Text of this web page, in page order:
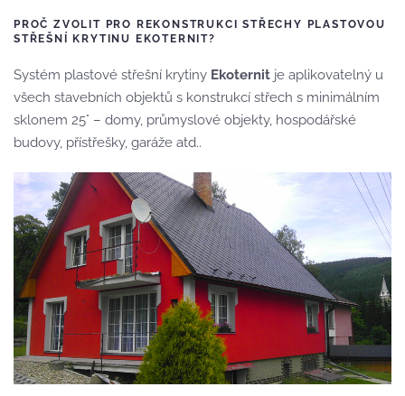
PROČ ZVOLIT PRO REKONSTRUKCI STŘECHY PLASTOVOU
STŘEŠNÍ KRYTINU EKOTERNIT?
Systém plastové střešní krytiny Ekoternit je aplikovatelný u
všech stavebních objektů s konstrukcí střech s minimálním
sklonem 25° – domy, průmyslové objekty, hospodářské
budovy, přístřešky, garáže atd..